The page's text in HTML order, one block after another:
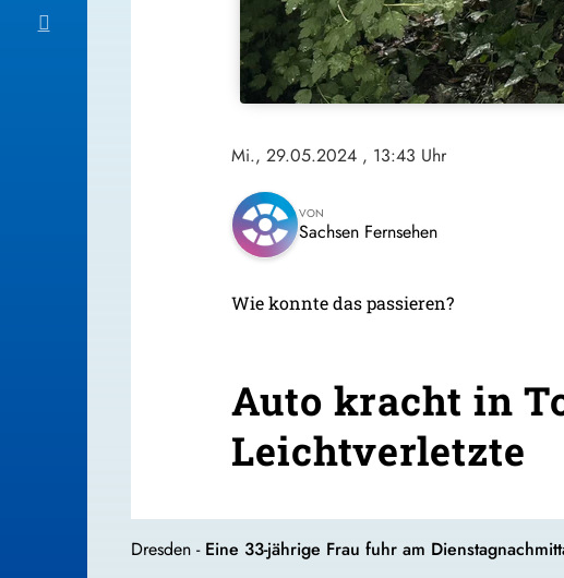
Mi., 29.05.2024 , 13:43 Uhr
VON
Sachsen Fernsehen
Wie konnte das passieren?
Auto kracht in
Leichtverletzte
Dresden - Eine 33-jährige Frau fuhr am